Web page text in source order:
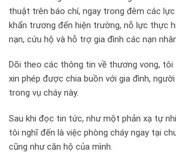
thuật trên báo chí, ngay trong đêm các
khẩn trương đến hiện trường, nỗ lực thực
nạn, cứu hộ và hỗ trợ gia đình các nạn
Dõi theo các thông tin về thương vong,
xin phép được chia buồn với gia đình,
trong vụ cháy này.
Sau khi đọc tin tức, như một phản xạ tự
tôi nghĩ đến là việc phòng cháy ngay tại
cũng như căn hộ của mình.